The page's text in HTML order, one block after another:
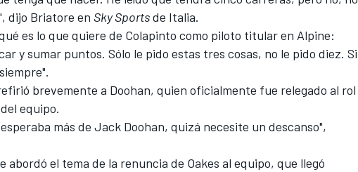
dijo Briatore en Sky Sportsde Italia.
es lo que quiere de Colapinto como piloto titular en Alpine:
y sumar puntos. Sólo le pido estas tres cosas, no le pido diez. Si
brevemente a Doohan, quien oficialmente fue relegado al rol
equipo.
más de Jack Doohan, quizá necesite un descanso",
el tema de la renuncia de Oakes al equipo, que llegó